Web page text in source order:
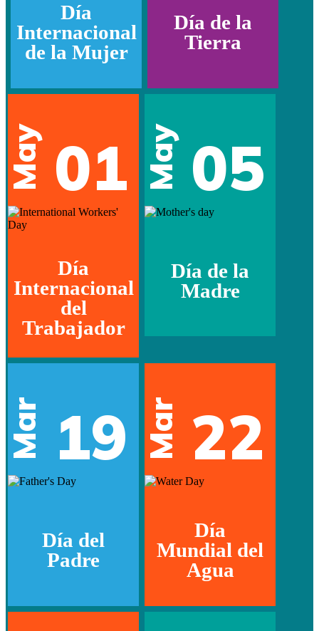
Día
Internacional
de la Mujer
Día de la
Tierra
May 01
Día
Internacional
del
Trabajador
May 05
Día de la
Madre
Mar 19
Día del
Padre
Mar 22
Día
Mundial del
Agua